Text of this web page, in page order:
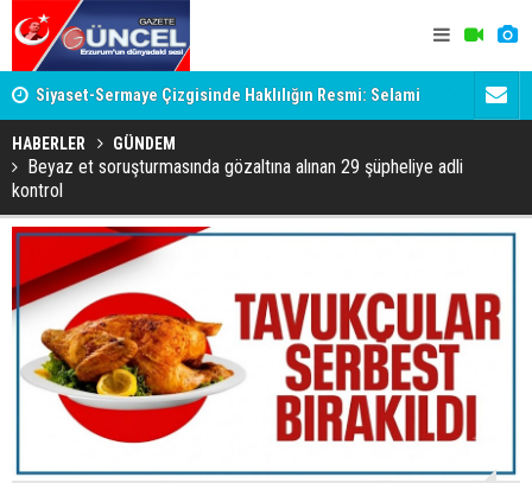
Siyaset-Sermaye Çizgisinde Haklılığın Resmi: Selami
Altınok ve Kirli İlişkiler Ağı
Taraftar
HABERLER GÜNDEM
Beyaz et soruşturmasında gözaltına alınan 29 şüpheliye adli
kontrol